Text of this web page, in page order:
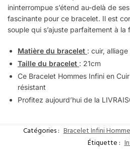
ininterrompue s’étend au-delà de
fascinante pour ce bracelet. Il est
souple qui s’ajuste parfaitement à
Matière du bracelet : cuir,
Taille du bracelet : 21cm
Ce Bracelet Hommes Infini en
résistant
Profitez aujourd’hui de la
Catégories : Bracelet Infini Homme
Étiquette :